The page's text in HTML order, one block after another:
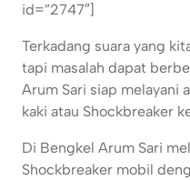
id=”2747″]
Terkadang suara yang
tapi masalah dapat
Arum Sari siap melayani
kaki atau Shockbreaker
Di Bengkel Arum Sari
Shockbreaker mobil